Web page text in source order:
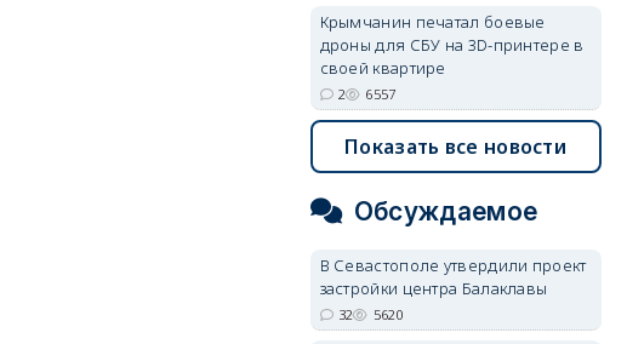
Крымчанин печатал боевые
дроны для СБУ на 3D-принтере в
своей квартире
2 6557
Показать все новости
Обсуждаемое
В Севастополе утвердили проект
застройки центра Балаклавы
32 5620